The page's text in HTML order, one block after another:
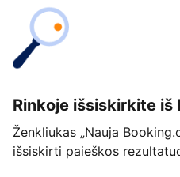
Rinkoje išsiskirkite iš
Ženkliukas „Nauja
išsiskirti paieškos